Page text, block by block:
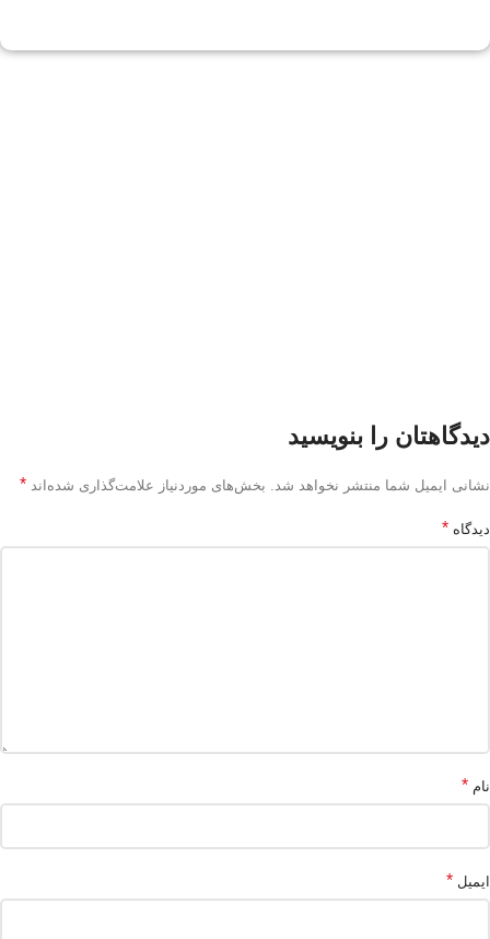
دیدگاهتان را بنویسید
نشانی ایمیل شما منتشر نخواهد شد. بخش‌های موردنیاز علامت‌گذاری شده‌اند *
دیدگاه *
نام *
ایمیل *